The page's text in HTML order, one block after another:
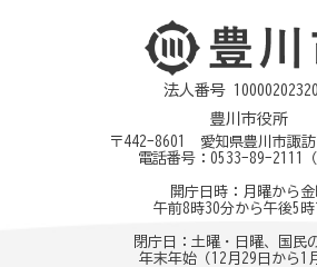
法人番号
豊川市役所
〒442-8601 愛知県豊川市諏訪
電話番号： 0533-89-2111
開庁日時：月曜から金
午前8時30分から午後5
閉庁日：土曜・日曜、国民
年末年始（12月29日から1